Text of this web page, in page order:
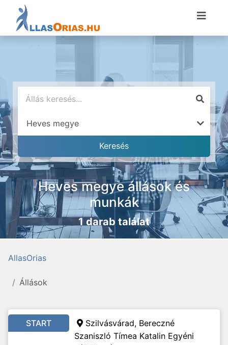
Heves megye állások és
munkák
1 darab találat
AllasOrias
Állások
START
Szilvásvárad, Bereczné
Szaniszló Tímea Katalin Egyéni